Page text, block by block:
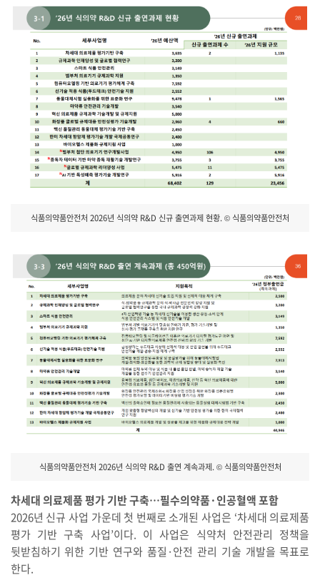
식품의약품안전처 2026년 식의약 R&D 신규 출연과제 현황. © 식품의약품안전처
식품의약품안전처 2026년 식의약 R&D 출연 계속과제. © 식품의약품안전처
차세대 의료제품 평가 기반 구축…필수의약품·인공혈액 포함
2026년 신규 사업 가운데 첫 번째로 소개된 사업은 ‘차세대 의료제품
평가 기반 구축 사업’이다. 이 사업은 식약처 안전관리 정책을
뒷받침하기 위한 기반 연구와 품질·안전 관리 기술 개발을 목표로
한다.